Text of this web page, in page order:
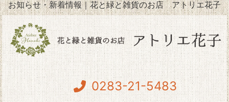
お知らせ・新着情報｜花と緑と雑貨のお店 アトリエ花子
0283-21-5483